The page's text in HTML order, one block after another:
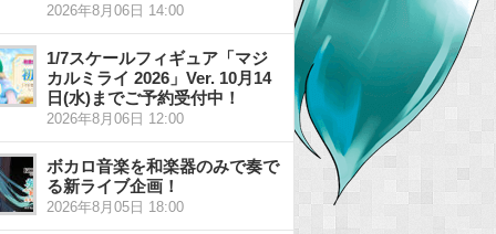
2026年8月06日 14:00
1/7スケールフィギュア「マジ
カルミライ 2026」Ver. 10月14
日(水)までご予約受付中！
2026年8月06日 12:00
ボカロ音楽を和楽器のみで奏で
る新ライブ企画！
2026年8月05日 18:00